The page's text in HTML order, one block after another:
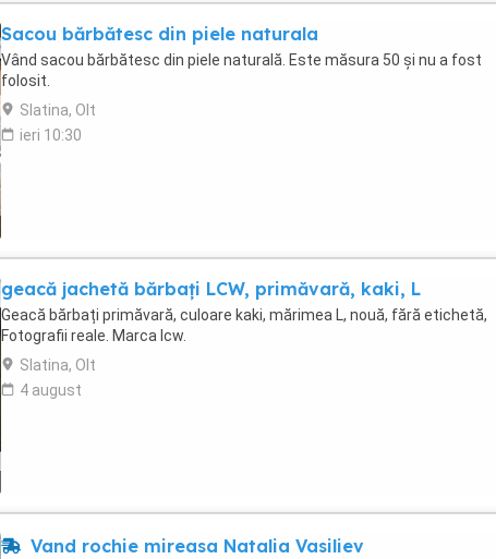
Sacou bărbătesc din piele naturala
Vând sacou bărbătesc din piele naturală. Este măsura 50 și nu a fost
folosit.
Slatina, Olt
ieri 10:30
geacă jachetă bărbați LCW, primăvară, kaki, L
Geacă bărbați primăvară, culoare kaki, mărimea L, nouă, fără etichetă,
Fotografii reale. Marca lcw.
Slatina, Olt
4 august
Vand rochie mireasa Natalia Vasiliev